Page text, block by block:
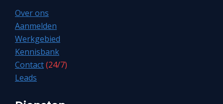
Over ons
Aanmelden
Werkgebied
Kennisbank
Contact(24/7)
Leads